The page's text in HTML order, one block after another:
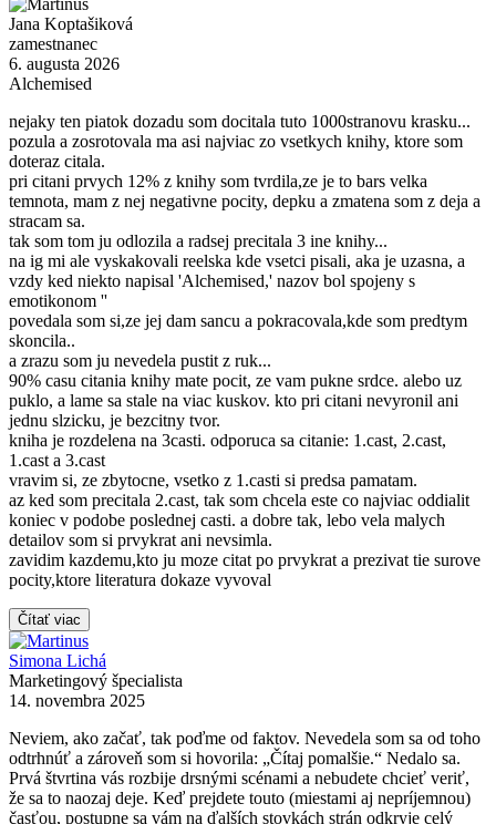
Jana Koptašiková
zamestnanec
6. augusta 2026
Alchemised
nejaky ten piatok dozadu som docitala tuto 1000stranovu krasku...
pozula a zosrotovala ma asi najviac zo vsetkych knihy, ktore som
doteraz citala.
pri citani prvych 12% z knihy som tvrdila,ze je to bars velka
temnota, mam z nej negativne pocity, depku a zmatena som z deja a
stracam sa.
tak som tom ju odlozila a radsej precitala 3 ine knihy...
na ig mi ale vyskakovali reelska kde vsetci pisali, aka je uzasna, a
vzdy ked niekto napisal 'Alchemised,' nazov bol spojeny s
emotikonom ''
povedala som si,ze jej dam sancu a pokracovala,kde som predtym
skoncila..
a zrazu som ju nevedela pustit z ruk...
90% casu citania knihy mate pocit, ze vam pukne srdce. alebo uz
puklo, a lame sa stale na viac kuskov. kto pri citani nevyronil ani
jednu slzicku, je bezcitny tvor.
kniha je rozdelena na 3casti. odporuca sa citanie: 1.cast, 2.cast,
1.cast a 3.cast
vravim si, ze zbytocne, vsetko z 1.casti si predsa pamatam.
az ked som precitala 2.cast, tak som chcela este co najviac oddialit
koniec v podobe poslednej casti. a dobre tak, lebo vela malych
detailov som si prvykrat ani nevsimla.
zavidim kazdemu,kto ju moze citat po prvykrat a prezivat tie surove
pocity,ktore literatura dokaze vyvoval
Čítať viac
Simona Lichá
Marketingový špecialista
14. novembra 2025
Neviem, ako začať, tak poďme od faktov. Nevedela som sa od toho
odtrhnúť a zároveň som si hovorila: „Čítaj pomalšie.“ Nedalo sa.
Prvá štvrtina vás rozbije drsnými scénami a nebudete chcieť veriť,
že sa to naozaj deje. Keď prejdete touto (miestami aj nepríjemnou)
časťou, postupne sa vám na ďalších stovkách strán odkryje celý